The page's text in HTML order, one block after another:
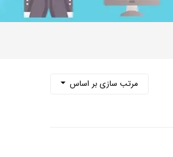
مرتب سازی بر اساس